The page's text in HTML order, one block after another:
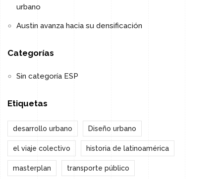
urbano
Austin avanza hacia su densificación
Categorías
Sin categoría ESP
Etiquetas
desarrollo urbano Diseño urbano
el viaje colectivo historia de latinoamérica
masterplan transporte público